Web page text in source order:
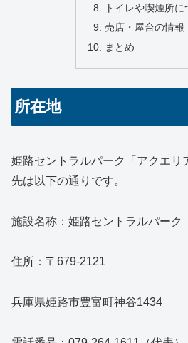
トイレや喫煙所に
売店・屋台の情報
まとめ
所在地
姫路セントラルパーク「アクエリ
先は以下の通りです。
施設名称：姫路セントラルパーク
住所：〒679-2121
兵庫県姫路市豊富町神谷1434